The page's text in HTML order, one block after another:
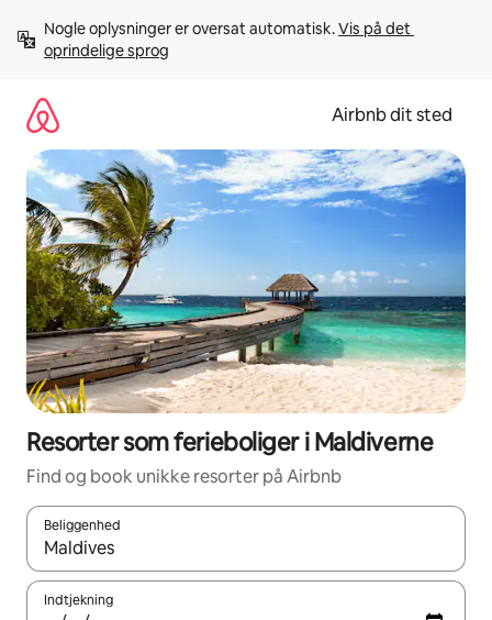
videre
Nogle oplysninger er oversat automatisk. Vis på det
oprindelige sprog
Airbnb dit sted
Resorter som ferieboliger i Maldiverne
Find og book unikke resorter på Airbnb
Beliggenhed
Når resultaterne er tilgængelige, skal du navigere med
Indtjekning